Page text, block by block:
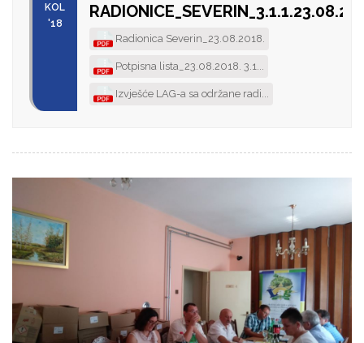
KOL
'18
Radionica Severin_23.08.2018.
Potpisna lista_23.08.2018. 3.1...
Izvješće LAG-a sa održane radi...